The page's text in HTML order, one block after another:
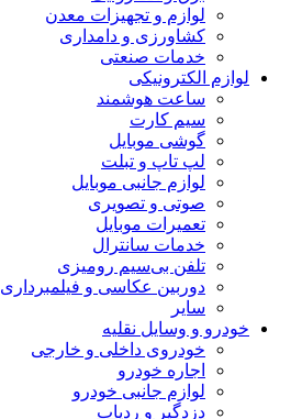
لوازم و تجهیزات معدن
کشاورزی و دامداری
خدمات صنعتی
لوازم الکترونیکی
ساعت هوشمند
سیم کارت
گوشی موبایل
لپ تاپ و تبلت
لوازم جانبی موبایل
صوتی و تصویری
تعمیرات موبایل
خدمات سانترال
تلفن بی‌سیم رومیزی
دوربین عکاسی و فیلمبرداری
سایر
خودرو و وسایل نقلیه
خودروی داخلی و خارجی
اجاره خودرو
لوازم جانبی خودرو
دزدگیر و ردیاب